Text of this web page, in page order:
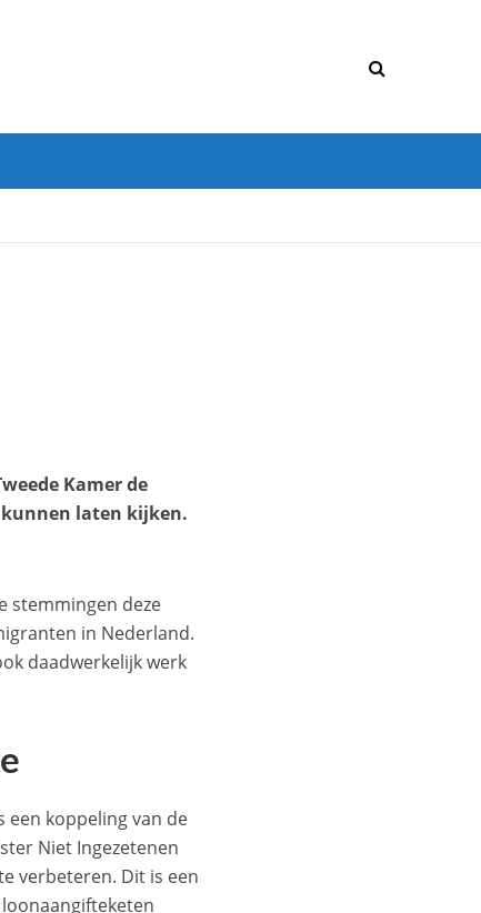
Kamer de
laten kijken.
stemmingen deze
in Nederland.
daadwerkelijk werk
een koppeling van de
Niet Ingezetenen
verbeteren. Dit is een